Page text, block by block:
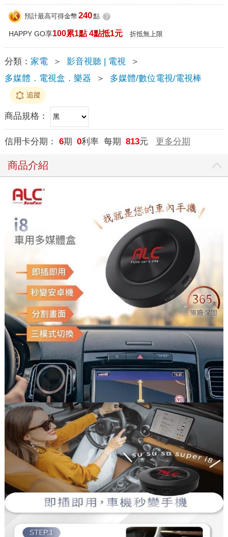
預計最高可得金幣 240點 ?
HAPPY GO享100累1點 4點抵1元 折抵無上限
分類： 家電 ＞ 影音視聽 | 電視
＞
多媒體．電視盒．樂器
＞ 多媒體/數位電視/電視棒
追蹤
商品規格：
信用卡分期： 6期 0利率 每期 813元 更多分期
商品介紹